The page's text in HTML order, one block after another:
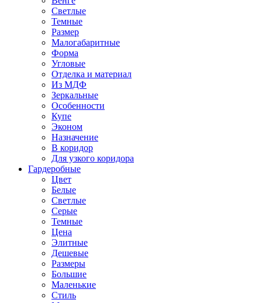
Светлые
Темные
Размер
Малогабаритные
Форма
Угловые
Отделка и материал
Из МДФ
Зеркальные
Особенности
Купе
Эконом
Назначение
В коридор
Для узкого коридора
Гардеробные
Цвет
Белые
Светлые
Серые
Темные
Цена
Элитные
Дешевые
Размеры
Большие
Маленькие
Стиль